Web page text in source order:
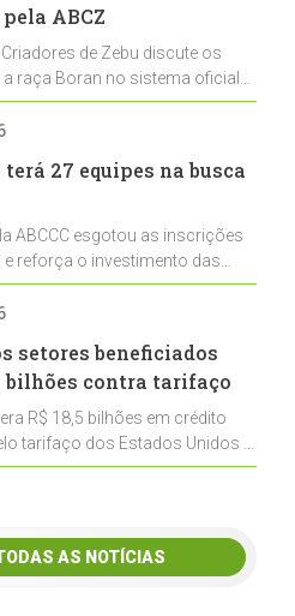
ABCZ
de Zebu discute os
raça Boran no sistema oficial
para sua expansão na
terá 27 equipes na busca
ABCCC esgotou as inscrições
reforça o investimento das
de Cavalos Crioulos voltados
setores beneficiados
bilhões contra tarifaço
R$ 18,5 bilhões em crédito
tarifaço dos Estados Unidos e
estratégicos
AS NOTÍCIAS